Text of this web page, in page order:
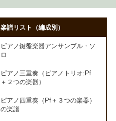
楽譜リスト（編成別）
ピアノ鍵盤楽器アンサンブル・ソ
ロ
ピアノ三重奏（ピアノトリオ:Pf
＋２つの楽器）
ピアノ四重奏（Pf＋３つの楽器）
の楽譜